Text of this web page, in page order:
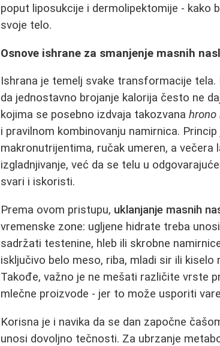
poput liposukcije i dermolipektomije - kako
svoje telo.
Osnove ishrane za smanjenje masnih
Ishrana je temelj svake transformacije
da jednostavno brojanje kalorija često ne
kojima se posebno izdvaja takozvanahrono
i pravilnom kombinovanju namirnica.
makronutrijentima, ručak umeren, a večera
izgladnjivanje, već da se telu u
svari i iskoristi.
Prema ovom pristupu, uklanjanje masnih
vremenske zone: ugljene hidrate treba
sadržati testenine, hleb ili skrobne
isključivo belo meso, riba, mladi sir ili
Takođe, važno je ne mešati različite vrste
mlečne proizvode - jer to može usporiti
Korisna je i navika da se dan započne
unosi dovoljno tečnosti. Za ubrzanje